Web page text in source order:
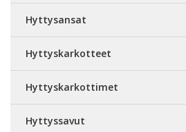
Hyttysansat
Hyttyskarkotteet
Hyttyskarkottimet
Hyttyssavut